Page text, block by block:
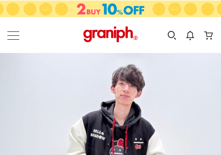
カテゴリーから探す
KIDS
カテゴリ
サイズ